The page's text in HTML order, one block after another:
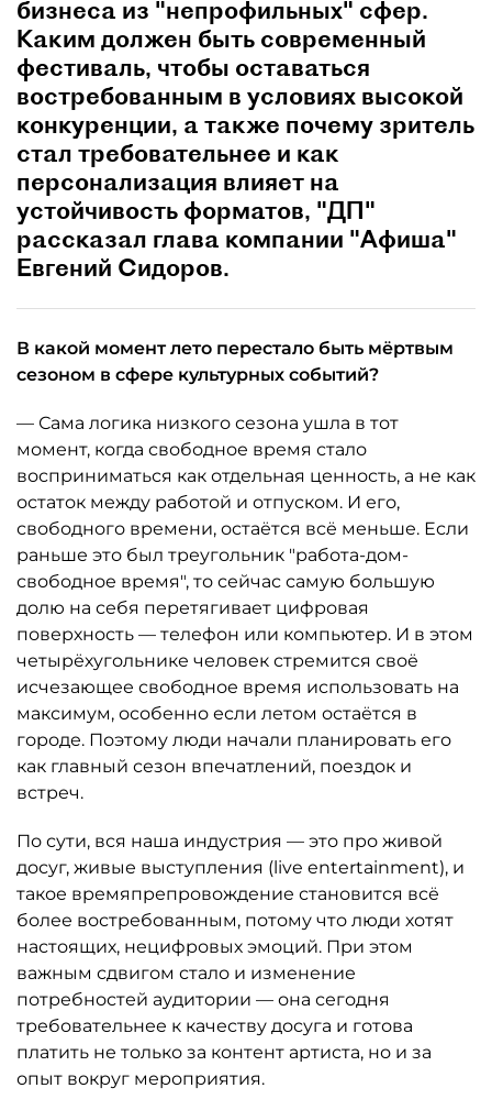
бизнеса из "непрофильных" сфер.
Каким должен быть современный
фестиваль, чтобы оставаться
востребованным в условиях высокой
конкуренции, а также почему зритель
стал требовательнее и как
персонализация влияет на
устойчивость форматов, "ДП"
рассказал глава компании "Афиша"
Евгений Сидоров.
В какой момент лето перестало быть мёртвым
сезоном в сфере культурных событий?
— Сама логика низкого сезона ушла в тот
момент, когда свободное время стало
восприниматься как отдельная ценность, а не как
остаток между работой и отпуском. И его,
свободного времени, остаётся всё меньше. Если
раньше это был треугольник "работа-дом-
свободное время", то сейчас самую большую
долю на себя перетягивает цифровая
поверхность — телефон или компьютер. И в этом
четырёхугольнике человек стремится своё
исчезающее свободное время использовать на
максимум, особенно если летом остаётся в
городе. Поэтому люди начали планировать его
как главный сезон впечатлений, поездок и
встреч.
По сути, вся наша индустрия — это про живой
досуг, живые выступления (live entertainment), и
такое времяпрепровождение становится всё
более востребованным, потому что люди хотят
настоящих, нецифровых эмоций. При этом
важным сдвигом стало и изменение
потребностей аудитории — она сегодня
требовательнее к качеству досуга и готова
платить не только за контент артиста, но и за
опыт вокруг мероприятия.